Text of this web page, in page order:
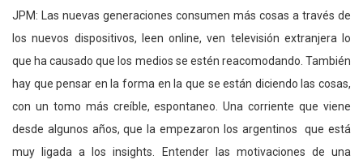
JPM: Las nuevas generaciones consumen más cosas a través de
los nuevos dispositivos, leen online, ven televisión extranjera lo
que ha causado que los medios se estén reacomodando. También
hay que pensar en la forma en la que se están diciendo las cosas,
con un tomo más creíble, espontaneo. Una corriente que viene
desde algunos años, que la empezaron los argentinos que está
muy ligada a los insights. Entender las motivaciones de una